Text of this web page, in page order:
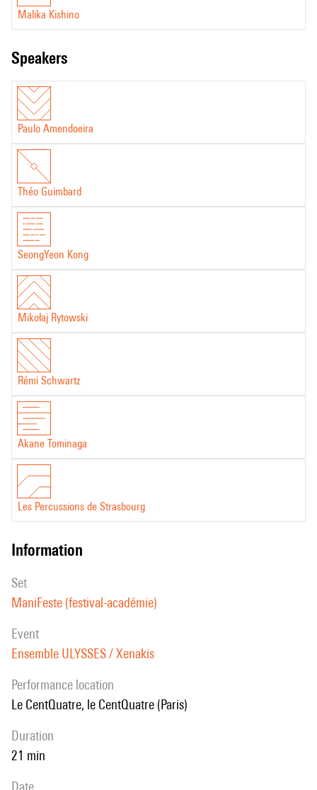
Malika Kishino
speakers
Paulo Amendoeira
Théo Guimbard
SeongYeon Kong
Mikołaj Rytowski
Rémi Schwartz
Akane Tominaga
Les Percussions de Strasbourg
information
set
ManiFeste (festival-académie)
event
Ensemble ULYSSES / Xenakis
performance location
le CentQuatre, le CentQuatre (Paris)
duration
21 min
date